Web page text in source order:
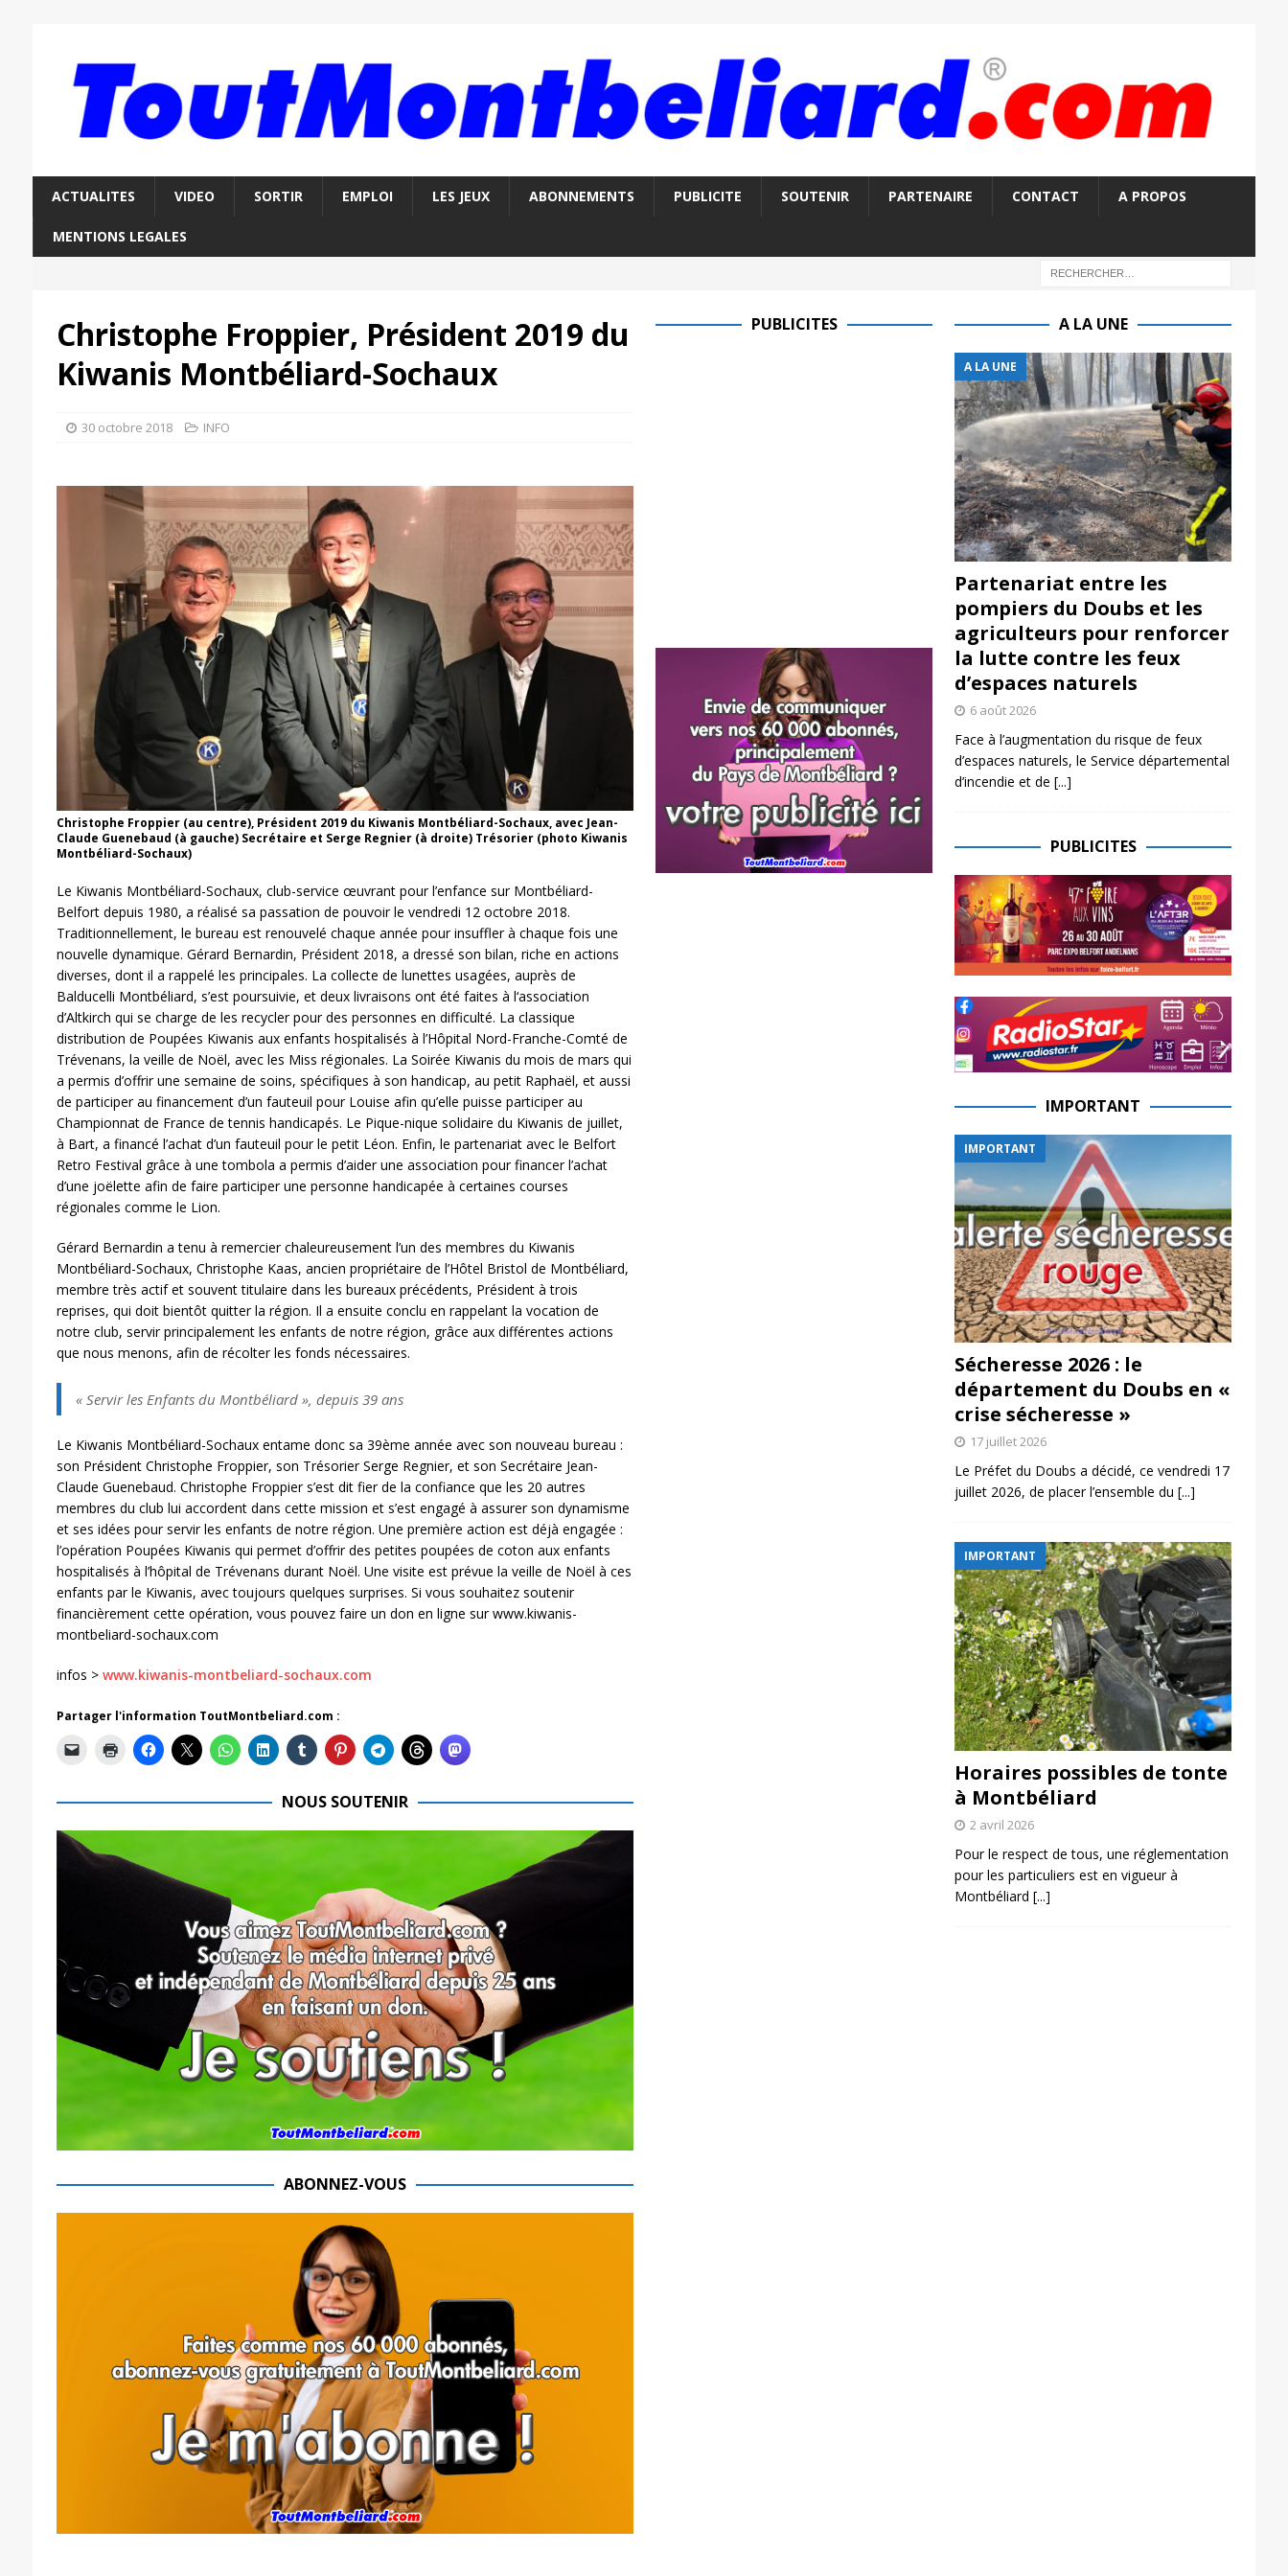
ACTUALITES VIDEO SORTIR EMPLOI LES JEUX ABONNEMENTS PUBLICITE SOUTENIR PARTENAIRE CONTACT A PROPOS
MENTIONS LEGALES
Christophe Froppier, Président 2019 du
Kiwanis Montbéliard-Sochaux
30 octobre 2018 INFO
Christophe Froppier (au centre), Président 2019 du Kiwanis Montbéliard-Sochaux, avec Jean-
Claude Guenebaud (à gauche) Secrétaire et Serge Regnier (à droite) Trésorier (photo Kiwanis
Montbéliard-Sochaux)
Le Kiwanis Montbéliard-Sochaux, club-service œuvrant pour l’enfance sur Montbéliard-
Belfort depuis 1980, a réalisé sa passation de pouvoir le vendredi 12 octobre 2018.
Traditionnellement, le bureau est renouvelé chaque année pour insuffler à chaque fois une
nouvelle dynamique. Gérard Bernardin, Président 2018, a dressé son bilan, riche en actions
diverses, dont il a rappelé les principales. La collecte de lunettes usagées, auprès de
Balducelli Montbéliard, s’est poursuivie, et deux livraisons ont été faites à l‘association
d’Altkirch qui se charge de les recycler pour des personnes en difficulté. La classique
distribution de Poupées Kiwanis aux enfants hospitalisés à l’Hôpital Nord-Franche-Comté de
Trévenans, la veille de Noël, avec les Miss régionales. La Soirée Kiwanis du mois de mars qui
a permis d’offrir une semaine de soins, spécifiques à son handicap, au petit Raphaël, et aussi
de participer au financement d’un fauteuil pour Louise afin qu’elle puisse participer au
Championnat de France de tennis handicapés. Le Pique-nique solidaire du Kiwanis de juillet,
à Bart, a financé l’achat d’un fauteuil pour le petit Léon. Enfin, le partenariat avec le Belfort
Retro Festival grâce à une tombola a permis d’aider une association pour financer l’achat
d’une joëlette afin de faire participer une personne handicapée à certaines courses
régionales comme le Lion.
Gérard Bernardin a tenu à remercier chaleureusement l’un des membres du Kiwanis
Montbéliard-Sochaux, Christophe Kaas, ancien propriétaire de l’Hôtel Bristol de Montbéliard,
membre très actif et souvent titulaire dans les bureaux précédents, Président à trois
reprises, qui doit bientôt quitter la région. Il a ensuite conclu en rappelant la vocation de
notre club, servir principalement les enfants de notre région, grâce aux différentes actions
que nous menons, afin de récolter les fonds nécessaires.
« Servir les Enfants du Montbéliard », depuis 39 ans
Le Kiwanis Montbéliard-Sochaux entame donc sa 39ème année avec son nouveau bureau :
son Président Christophe Froppier, son Trésorier Serge Regnier, et son Secrétaire Jean-
Claude Guenebaud. Christophe Froppier s’est dit fier de la confiance que les 20 autres
membres du club lui accordent dans cette mission et s’est engagé à assurer son dynamisme
et ses idées pour servir les enfants de notre région. Une première action est déjà engagée :
l’opération Poupées Kiwanis qui permet d’offrir des petites poupées de coton aux enfants
hospitalisés à l’hôpital de Trévenans durant Noël. Une visite est prévue la veille de Noël à ces
enfants par le Kiwanis, avec toujours quelques surprises. Si vous souhaitez soutenir
financièrement cette opération, vous pouvez faire un don en ligne sur www.kiwanis-
montbeliard-sochaux.com
infos > www.kiwanis-montbeliard-sochaux.com
Partager l'information ToutMontbeliard.com :
NOUS SOUTENIR
ABONNEZ-VOUS
PUBLICITES A LA UNE
A LA UNE
Partenariat entre les
pompiers du Doubs et les
agriculteurs pour renforcer
la lutte contre les feux
d’espaces naturels
6 août 2026
Face à l’augmentation du risque de feux
d’espaces naturels, le Service départemental
d’incendie et de [...]
PUBLICITES
IMPORTANT
IMPORTANT
Sécheresse 2026 : le
département du Doubs en «
crise sécheresse »
17 juillet 2026
Le Préfet du Doubs a décidé, ce vendredi 17
juillet 2026, de placer l’ensemble du [...]
IMPORTANT
Horaires possibles de tonte
à Montbéliard
2 avril 2026
Pour le respect de tous, une réglementation
pour les particuliers est en vigueur à
Montbéliard [...]